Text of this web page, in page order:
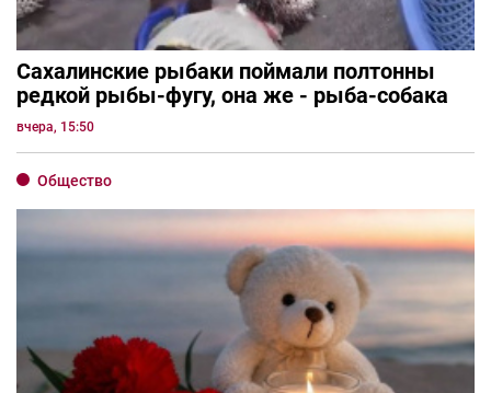
Сахалинские рыбаки поймали полтонны
редкой рыбы-фугу, она же - рыба-собака
вчера, 15:50
Общество